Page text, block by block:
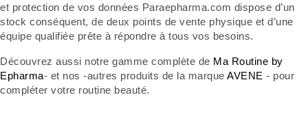
et protection de vos données Paraepharma.com dispose d’un
stock conséquent, de deux points de vente physique et d’une
équipe qualifiée prête à répondre à tous vos besoins.
Découvrez aussi notre gamme complète de Ma Routine by
Epharma- et nos -autres produits de la marque AVENE - pour
compléter votre routine beauté.